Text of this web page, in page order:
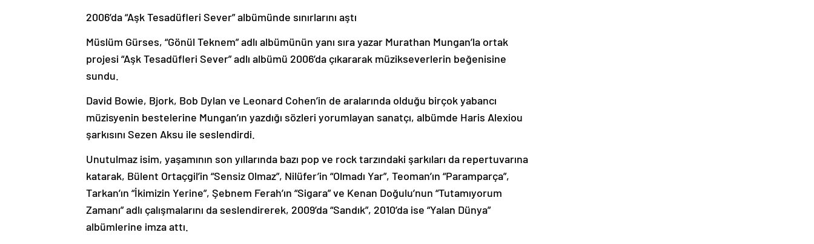
2006’da “Aşk Tesadüfleri Sever” albümünde sınırlarını aştı
Müslüm Gürses, “Gönül Teknem” adlı albümünün yanı sıra yazar Murathan Mungan’la ortak
projesi “Aşk Tesadüfleri Sever” adlı albümü 2006’da çıkararak müzikseverlerin beğenisine
sundu.
David Bowie, Bjork, Bob Dylan ve Leonard Cohen’in de aralarında olduğu birçok yabancı
müzisyenin bestelerine Mungan’ın yazdığı sözleri yorumlayan sanatçı, albümde Haris Alexiou
şarkısını Sezen Aksu ile seslendirdi.
Unutulmaz isim, yaşamının son yıllarında bazı pop ve rock tarzındaki şarkıları da repertuvarına
katarak, Bülent Ortaçgil’in “Sensiz Olmaz”, Nilüfer’in “Olmadı Yar”, Teoman’ın “Paramparça”,
Tarkan’ın “İkimizin Yerine”, Şebnem Ferah’ın “Sigara” ve Kenan Doğulu’nun “Tutamıyorum
Zamanı” adlı çalışmalarını da seslendirerek, 2009’da “Sandık”, 2010’da ise “Yalan Dünya”
albümlerine imza attı.